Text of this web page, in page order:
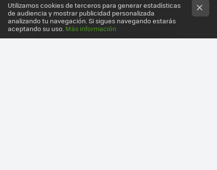
Utilizamos cookies de terceros para generar estadísticas
de audiencia y mostrar publicidad personalizada
analizando tu navegación. Si sigues navegando estarás
aceptando su uso. Más información